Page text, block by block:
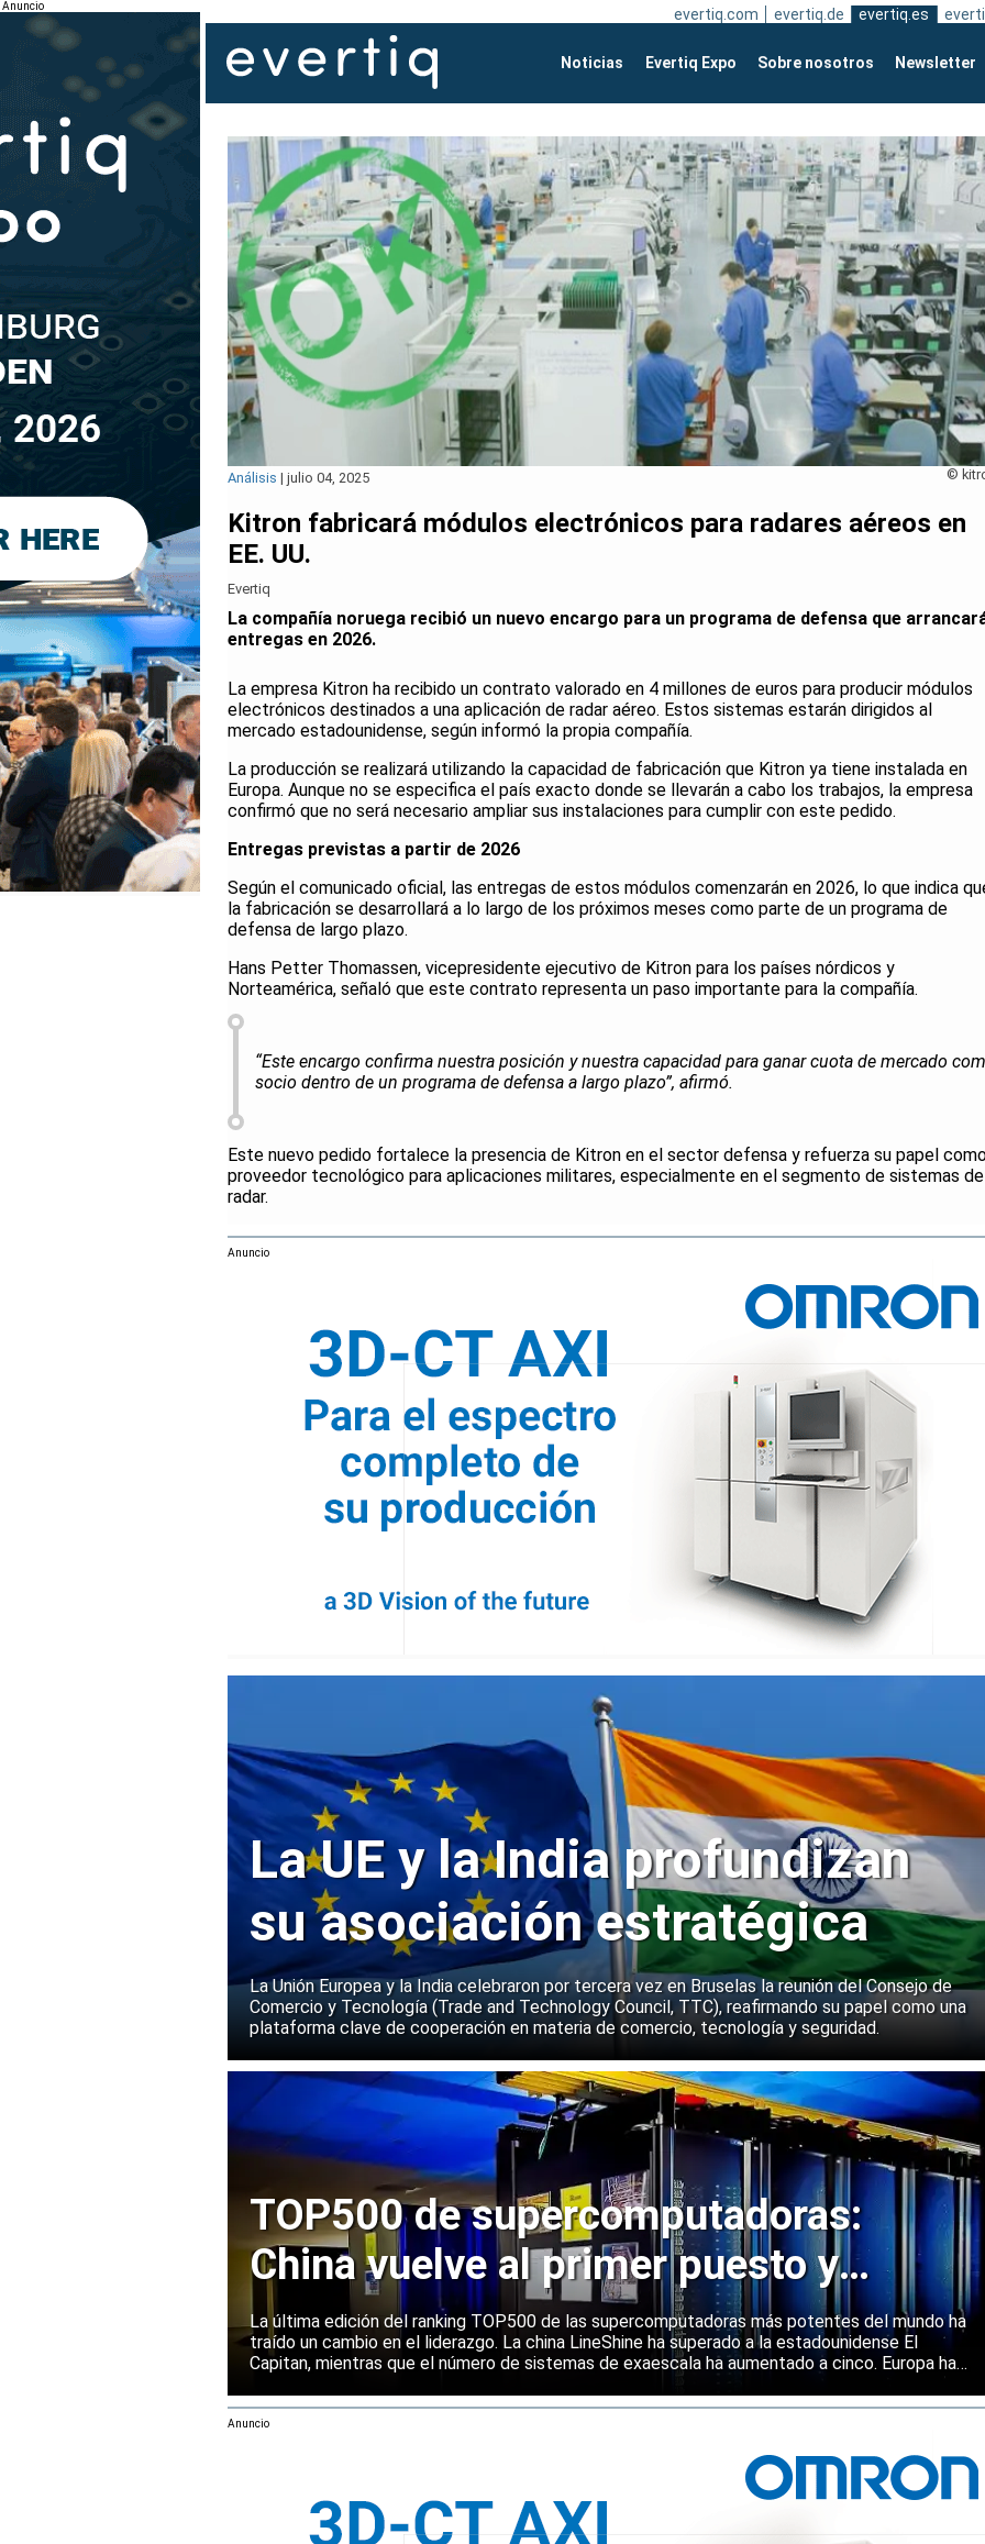
Anuncio evertiq.com evertiq.de evertiq.es
Noticias Evertiq Expo Sobre nosotros Newsletter
©
Análisis | julio 04, 2025
Kitron fabricará módulos electrónicos para radares aéreos en
EE. UU.
Evertiq
La compañía noruega recibió un nuevo encargo para un programa de defensa que
entregas en 2026.
La empresa Kitron ha recibido un contrato valorado en 4 millones de euros para producir módulos
electrónicos destinados a una aplicación de radar aéreo. Estos sistemas estarán dirigidos al
mercado estadounidense, según informó la propia compañía.
La producción se realizará utilizando la capacidad de fabricación que Kitron ya tiene instalada en
Europa. Aunque no se especifica el país exacto donde se llevarán a cabo los trabajos, la empresa
confirmó que no será necesario ampliar sus instalaciones para cumplir con este pedido.
Entregas previstas a partir de 2026
Según el comunicado oficial, las entregas de estos módulos comenzarán en 2026, lo que indica
la fabricación se desarrollará a lo largo de los próximos meses como parte de un programa de
defensa de largo plazo.
Hans Petter Thomassen, vicepresidente ejecutivo de Kitron para los países nórdicos y
Norteamérica, señaló que este contrato representa un paso importante para la compañía.
“Este encargo confirma nuestra posición y nuestra capacidad para ganar cuota de mercado
socio dentro de un programa de defensa a largo plazo”, afirmó.
Este nuevo pedido fortalece la presencia de Kitron en el sector defensa y refuerza su papel
proveedor tecnológico para aplicaciones militares, especialmente en el segmento de sistemas de
radar.
Anuncio
La UE y la India profundizan
su asociación estratégica
La Unión Europea y la India celebraron por tercera vez en Bruselas la reunión del Consejo de
Comercio y Tecnología (Trade and Technology Council, TTC), reafirmando su papel como una
plataforma clave de cooperación en materia de comercio, tecnología y seguridad.
TOP500 de supercomputadoras:
China vuelve al primer puesto y
Europa mantiene una posición sólida
La última edición del ranking TOP500 de las supercomputadoras más potentes del mundo ha
traído un cambio en el liderazgo. La china LineShine ha superado a la estadounidense El
Capitan, mientras que el número de sistemas de exaescala ha aumentado a cinco. Europa ha
rendimiento.
Anuncio